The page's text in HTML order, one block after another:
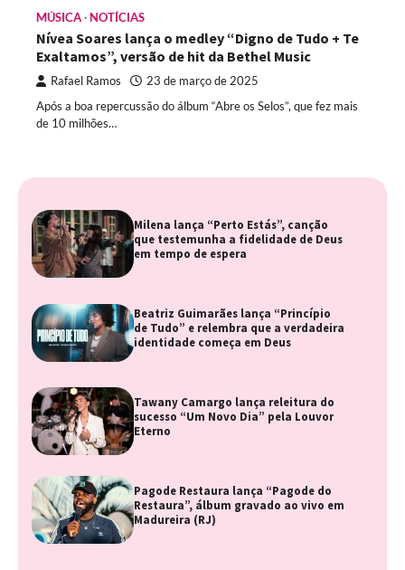
MÚSICA NOTÍCIAS
Nívea Soares lança o medley “Digno de Tudo + Te
Exaltamos”, versão de hit da Bethel Music
Rafael Ramos 23 de março de 2025
Após a boa repercussão do álbum “Abre os Selos”, que fez mais
de 10 milhões…
Milena lança “Perto Estás”, canção
que testemunha a fidelidade de Deus
em tempo de espera
Beatriz Guimarães lança “Princípio
de Tudo” e relembra que a verdadeira
identidade começa em Deus
Tawany Camargo lança releitura do
sucesso “Um Novo Dia” pela Louvor
Eterno
Pagode Restaura lança “Pagode do
Restaura”, álbum gravado ao vivo em
Madureira (RJ)